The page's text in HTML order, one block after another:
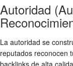
Autoridad
La autoridad se
reputados reconocen